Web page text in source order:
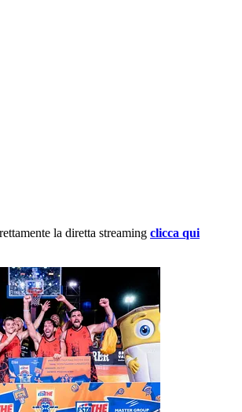
la diretta streaming clicca qui